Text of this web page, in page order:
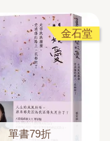
金石堂
單書79折